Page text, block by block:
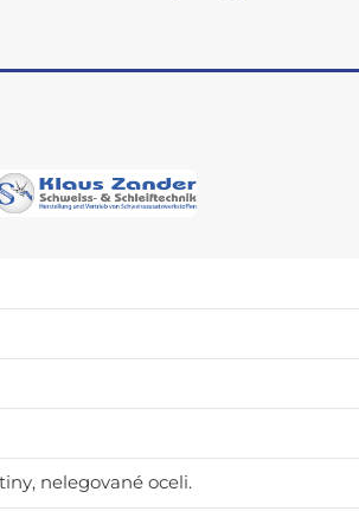
nelegované oceli.